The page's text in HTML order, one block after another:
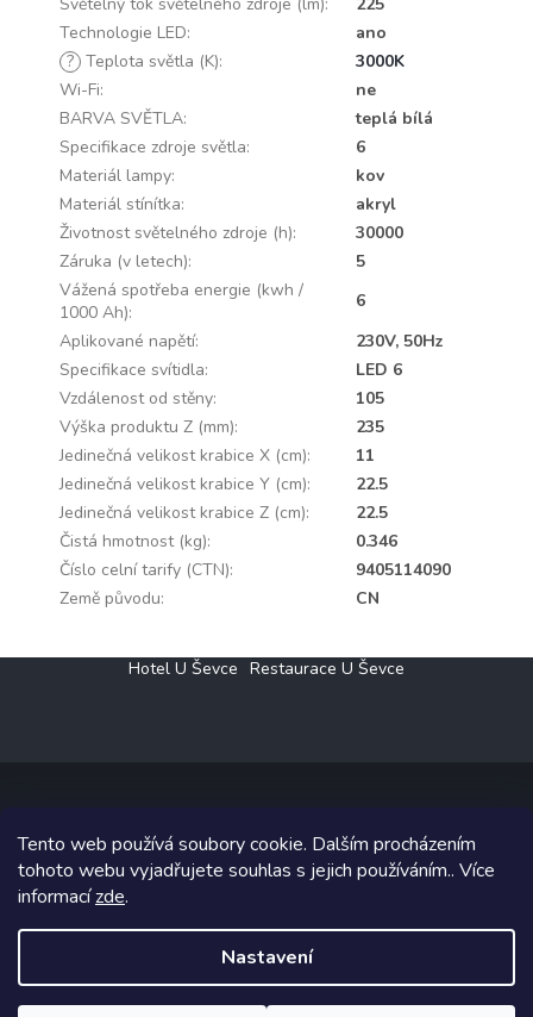
Tento web používá soubory cookie. Dalším procházením
tohoto webu vyjadřujete souhlas s jejich používáním.. Více
informacízde.
Nastavení
Technologie LED:
ano
? Teplota světla (K):
3000K
Wi-Fi:
ne
BARVA SVĚTLA:
teplá bílá
Specifikace zdroje světla:
6
Materiál lampy:
kov
Materiál stínítka:
akryl
Životnost světelného zdroje (h):
30000
Záruka (v letech):
5
Vážená spotřeba energie (kwh /
1000 Ah):
6
Aplikované napětí:
230V, 50Hz
Specifikace svítidla:
LED 6
Vzdálenost od stěny:
105
Výška produktu Z (mm):
235
Jedinečná velikost krabice X (cm):
11
Jedinečná velikost krabice Y (cm):
22.5
Jedinečná velikost krabice Z (cm):
22.5
Čistá hmotnost (kg):
0.346
Číslo celní tarify (CTN):
9405114090
Země původu: CN
Hotel U Ševce Restaurace U Ševce
Copyright 2026Elektro Klesný s.r.o.. Všechna práva vyhrazena.
Grafický návrh vytvořil a na Shoptet implementoval
Shoptetak.cz.
Vytvořil Shoptet